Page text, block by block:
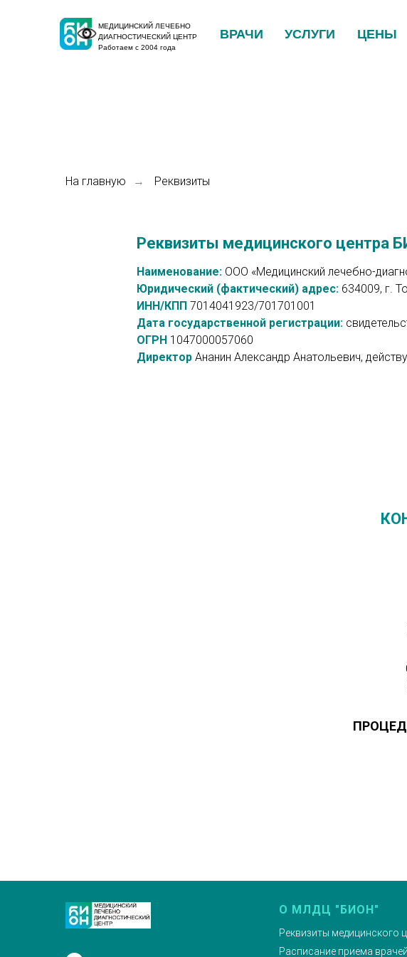
ВРАЧИ ЦЕНЫ
МЕДИЦИНСКИЙ ЛЕЧЕБНО
ДИАГНОСТИЧЕСКИЙ ЦЕНТР
Работаем с 2004 года
УСЛУГИ
На главную → Реквизиты
Реквизиты медицинского центра
Наименование: ООО «Медицинский лечебно-
Юридический (фактический) адрес: 634009, г.
ИНН/КПП 7014041923/701701001
Дата государственной регистрации:
ОГРН 1047000057060
Директор Ананин Александр Анатольевич,
О МЛДЦ "БИОН"
Реквизиты медицинского
Расписание приема врачей